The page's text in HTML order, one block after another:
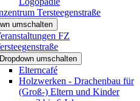
Tersteegenstraße
umschalten
FZ
Dropdown umschalten
Elterncafé
Holzwerken - Drachenbau für
(Groß-) Eltern und Kinder